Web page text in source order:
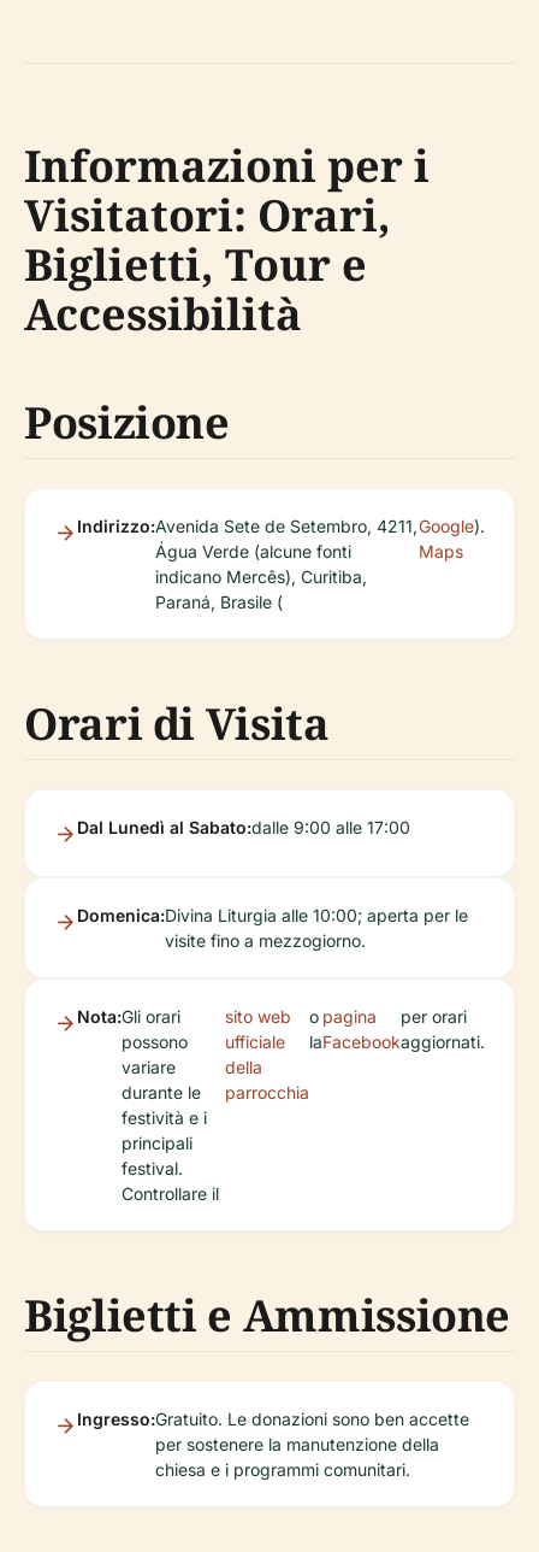
Informazioni per i
Visitatori: Orari,
Biglietti, Tour e
Accessibilità
Posizione
Indirizzo:Avenida Sete de Setembro, 4211,
Água Verde (alcune fonti
indicano Mercês), Curitiba,
Paraná, Brasile (
Google
Maps
).
Orari di Visita
Dal Lunedì al Sabato:dalle 9:00 alle 17:00
Domenica:Divina Liturgia alle 10:00; aperta per le
visite fino a mezzogiorno.
Nota:Gli orari
possono
variare
durante le
festività e i
principali
festival.
Controllare il
sito web
ufficiale
della
parrocchia
o
la
pagina
Facebook
per orari
aggiornati.
Biglietti e Ammissione
Ingresso:Gratuito. Le donazioni sono ben accette
per sostenere la manutenzione della
chiesa e i programmi comunitari.